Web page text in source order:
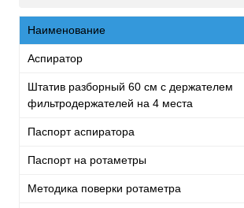
Наименование
Аспиратор
Штатив разборный 60 см с держателем
фильтродержателей на 4 места
Паспорт аспиратора
Паспорт на ротаметры
Методика поверки ротаметра